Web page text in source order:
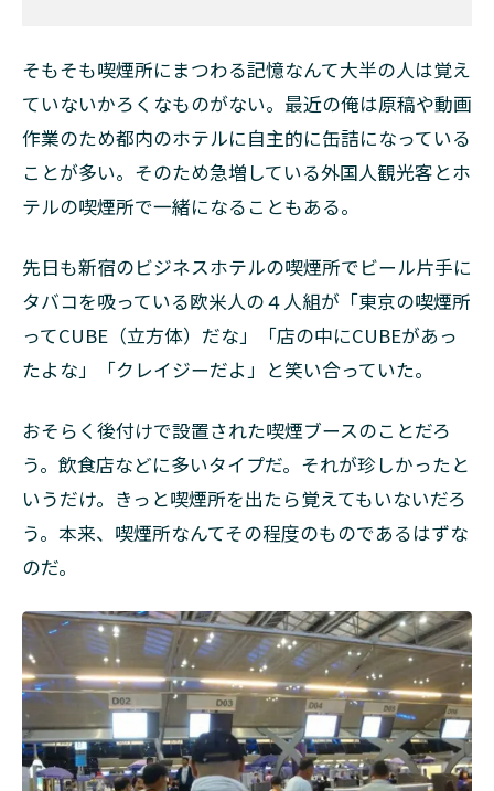
そもそも喫煙所にまつわる記憶なんて大半の人は覚え
ていないかろくなものがない。最近の俺は原稿や動画
作業のため都内のホテルに自主的に缶詰になっている
ことが多い。そのため急増している外国人観光客とホ
テルの喫煙所で一緒になることもある。
先日も新宿のビジネスホテルの喫煙所でビール片手に
タバコを吸っている欧米人の４人組が「東京の喫煙所
ってCUBE（立方体）だな」「店の中にCUBEがあっ
たよな」「クレイジーだよ」と笑い合っていた。
おそらく後付けで設置された喫煙ブースのことだろ
う。飲食店などに多いタイプだ。それが珍しかったと
いうだけ。きっと喫煙所を出たら覚えてもいないだろ
う。本来、喫煙所なんてその程度のものであるはずな
のだ。